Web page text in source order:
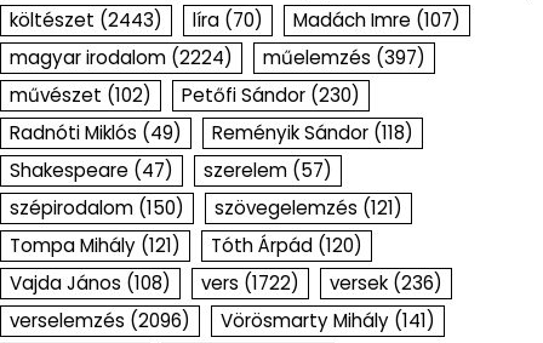
költészet (2443) líra (70) Madách Imre (107)
magyar irodalom (2224) műelemzés (397)
művészet (102) Petőfi Sándor (230)
Radnóti Miklós (49) Reményik Sándor (118)
Shakespeare (47) szerelem (57)
szépirodalom (150) szövegelemzés (121)
Tompa Mihály (121) Tóth Árpád (120)
Vajda János (108) vers (1722) versek (236)
verselemzés (2096) Vörösmarty Mihály (141)